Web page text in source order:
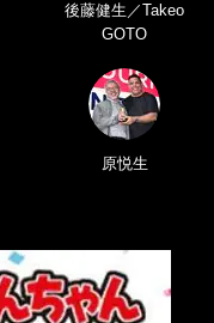
後藤健生／Takeo
GOTO
原悦生